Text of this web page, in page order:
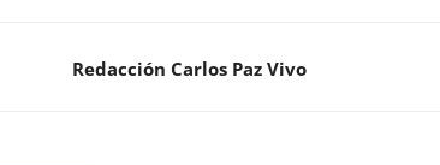
Redacción Carlos Paz Vivo